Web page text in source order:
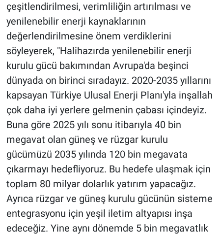
çeşitlendirilmesi, verimliliğin artırılması ve
yenilenebilir enerji kaynaklarının
değerlendirilmesine önem verdiklerini
söyleyerek, "Halihazırda yenilenebilir enerji
kurulu gücü bakımından Avrupa'da beşinci
dünyada on birinci sıradayız. 2020-2035 yıllarını
kapsayan Türkiye Ulusal Enerji Planı'yla inşallah
çok daha iyi yerlere gelmenin çabası içindeyiz.
Buna göre 2025 yılı sonu itibarıyla 40 bin
megavat olan güneş ve rüzgar kurulu
gücümüzü 2035 yılında 120 bin megavata
çıkarmayı hedefliyoruz. Bu hedefe ulaşmak için
toplam 80 milyar dolarlık yatırım yapacağız.
Ayrıca rüzgar ve güneş kurulu gücünün sisteme
entegrasyonu için yeşil iletim altyapısı inşa
edeceğiz. Yine aynı dönemde 5 bin megavatlık